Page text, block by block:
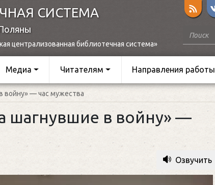
СИСТЕМА
централизованная библиотечная система»
Медиа Читателям Направления работы
войну» — час мужества
шагнувшие в войну» —
Озвучить